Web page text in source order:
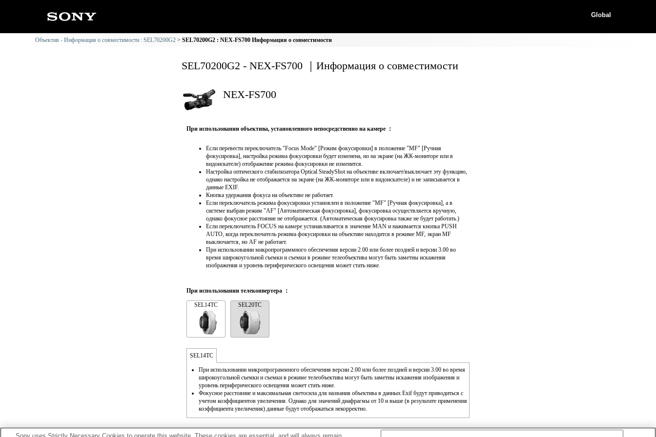
Global
Объектив - Информация о совместимости : SEL70200G2 SEL70200G2 : NEX-FS700 Информация о совместимости
SEL70200G2 - NEX-FS700 ｜Информация о совместимости
NEX-FS700
При использовании объектива, установленного непосредственно на камере ：
Если перевести переключатель "Focus Mode" [Режим фокусировки] в положение "MF" [Ручная
фокусировка], настройка режима фокусировки будет изменена, но на экране (на ЖК-мониторе или в
видоискателе) отображение режима фокусировки не изменится.
Настройка оптического стабилизатора Optical SteadyShot на объективе включает/выключает эту функцию,
однако настройка не отображается на экране (на ЖК-мониторе или в видоискателе) и не записывается в
данные EXIF.
Кнопка удержания фокуса на объективе не работает.
Если переключатель режима фокусировки установлен в положение "MF" [Ручная фокусировка], а в
системе выбран режим "AF" [Автоматическая фокусировка], фокусировка осуществляется вручную,
однако фокусное расстояние не отображается. (Автоматическая фокусировка также не будет работать.)
Если переключатель FOCUS на камере устанавливается в значение MAN и нажимается кнопка PUSH
AUTO, когда переключатель режима фокусировки на объективе находится в режиме MF, экран MF
выключается, но AF не работает.
При использовании микропрограммного обеспечения версии 2.00 или более поздней и версии 3.00 во
время широкоугольной съемки и съемки в режиме телеобъектива могут быть заметны искажения
изображения и уровень периферического освещения может стать ниже.
При использовании телеконвертера ：
SEL14TC SEL20TC
SEL14TC
При использовании микропрограммного обеспечения версии 2.00 или более поздней и версии 3.00 во время
широкоугольной съемки и съемки в режиме телеобъектива могут быть заметны искажения изображения и
уровень периферического освещения может стать ниже.
Фокусное расстояние и максимальная светосила для названия объектива в данных Exif будут приводиться с
учетом коэффициентов увеличения. Однако для значений диафрагмы от 10 и выше (в результате применения
коэффициента увеличения) данные будут отображаться некорректно.